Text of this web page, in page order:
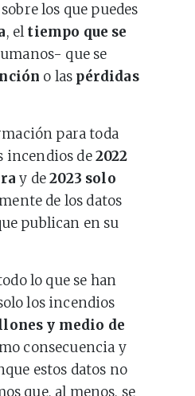
los que puedes
, eltiempo que se
que se
o las pérdidas
para toda
incendios de2022
y de2023 solo
de los datos
publican en su
lo que se han
los incendios
y medio de
consecuencia y
estos datos no
que, al menos, se